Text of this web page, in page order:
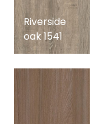
Riverside
oak 1541